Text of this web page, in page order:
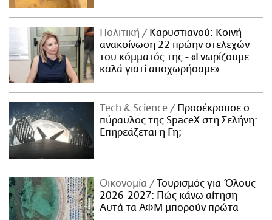
Πολιτική
Καρυστιανού: Κοινή
ανακοίνωση 22 πρώην στελεχών
του κόμματός της - «Γνωρίζουμε
καλά γιατί αποχωρήσαμε»
Τech & Science
Προσέκρουσε ο
πύραυλος της SpaceX στη Σελήνη:
Επηρεάζεται η Γη;
Οικονομία
Τουρισμός για Όλους
2026-2027: Πώς κάνω αίτηση -
Αυτά τα ΑΦΜ μπορούν πρώτα